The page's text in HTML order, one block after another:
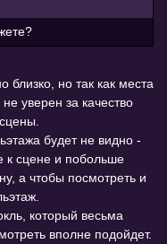
близко, но так как места
уверен за качество
будет не видно -
к сцене и побольше
а чтобы посмотреть и
который весьма
вполне подойдет.